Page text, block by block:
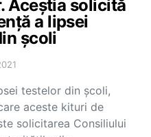
Aceștia solicită
a lipsei
școli
testelor din școli,
aceste kituri de
solicitarea Consiliului